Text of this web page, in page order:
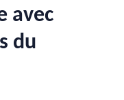
avec
du